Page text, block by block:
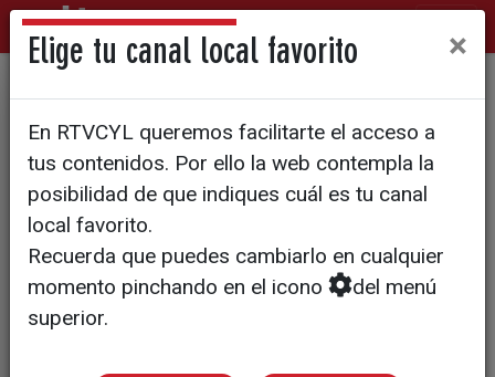
743 estudiantes segovianos
dan sus últimos repasos
antes de iniciar la PAU
Elige tu canal local favorito ×
En RTVCYL queremos facilitarte el acceso a
tus contenidos. Por ello la web contempla la
posibilidad de que indiques cuál es tu canal
local favorito.
Recuerda que puedes cambiarlo en cualquier
momento pinchando en el icono
del menú
superior.